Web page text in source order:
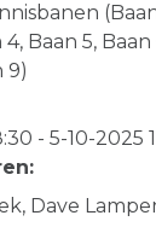
4, Baan 5, Baan
9)
- 5-10-2025
Dave